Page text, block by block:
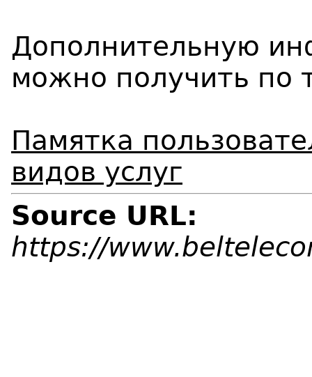
Дополнительную
можно получить по
Памятка
видов услуг
Source URL:
https://